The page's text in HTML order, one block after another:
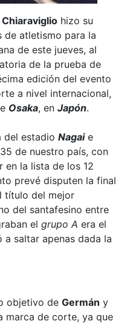
hizo su
de atletismo para la
de este jueves, al
de la prueba de
edición del evento
a nivel internacional,
Osaka, en Japón.
del estadio Nagaie
de nuestro país, con
en la lista de los 12
prevé disputen la final
título del mejor
del santafesino entre
el grupo A era el
saltar apenas dada la
objetivo de Germán y
marca de corte, ya que